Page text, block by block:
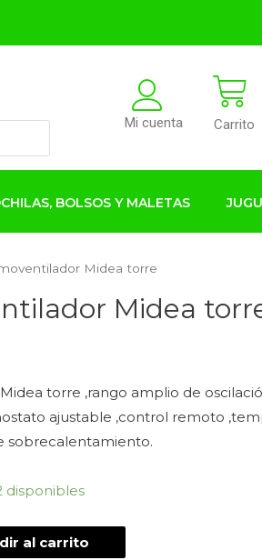
Mi cuenta Carrito
BOLSOS Y MALETAS
Midea torre
Midea
torre ,rango amplio de
ajustable ,control remoto
sobrecalentamiento.
disponibles
al carrito